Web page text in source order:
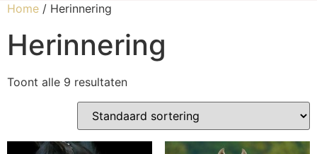
Home / Herinnering
Herinnering
Toont alle 9 resultaten